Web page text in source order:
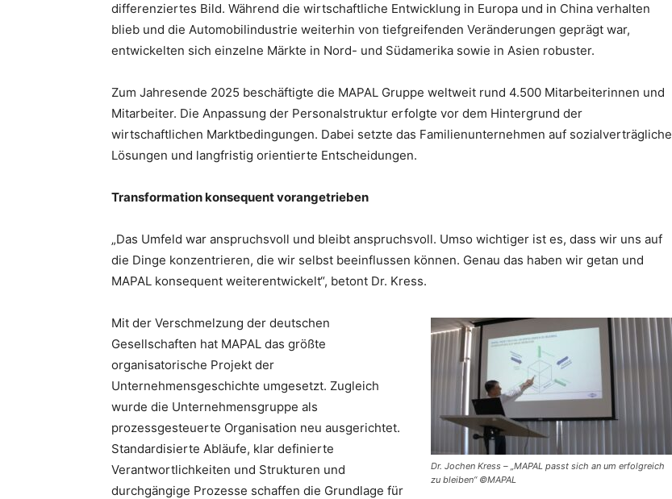
differenziertes Bild. Während die wirtschaftliche Entwicklung in Europa und in China verhalten
blieb und die Automobilindustrie weiterhin von tiefgreifenden Veränderungen geprägt war,
entwickelten sich einzelne Märkte in Nord- und Südamerika sowie in Asien robuster.
Zum Jahresende 2025 beschäftigte die MAPAL Gruppe weltweit rund 4.500 Mitarbeiterinnen und
Mitarbeiter. Die Anpassung der Personalstruktur erfolgte vor dem Hintergrund der
wirtschaftlichen Marktbedingungen. Dabei setzte das Familienunternehmen auf sozialverträgliche
Lösungen und langfristig orientierte Entscheidungen.
Transformation konsequent vorangetrieben
„Das Umfeld war anspruchsvoll und bleibt anspruchsvoll. Umso wichtiger ist es, dass wir uns auf
die Dinge konzentrieren, die wir selbst beeinflussen können. Genau das haben wir getan und
MAPAL konsequent weiterentwickelt“, betont Dr. Kress.
Dr. Jochen Kress – „MAPAL passt sich an um erfolgreich
zu bleiben“ ©MAPAL
Mit der Verschmelzung der deutschen
Gesellschaften hat MAPAL das größte
organisatorische Projekt der
Unternehmensgeschichte umgesetzt. Zugleich
wurde die Unternehmensgruppe als
prozessgesteuerte Organisation neu ausgerichtet.
Standardisierte Abläufe, klar definierte
Verantwortlichkeiten und Strukturen und
durchgängige Prozesse schaffen die Grundlage für